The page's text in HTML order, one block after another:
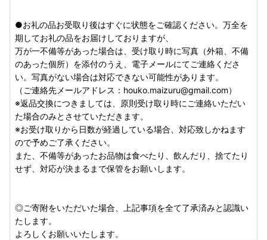
●お礼の品お受取り後はすぐに状態をご確認ください。万全を
期してお礼の品をお届けしておりますが、
万が一不備等があった場合は、受け取り時に写真（外箱、不備
のあった個所）を添付のうえ、電子メールにてご連絡くださ
い。写真がない場合は対応できない可能性があります。
（ご連絡先メールアドレス：houko.maizuru@gmail.com）
※返品交換につきましては、原則受け取り時にご連絡いただい
た場合のみとさせていただきます。
※お受け取りから日数が経過している場合、対応致しかねます
ので予めご了承ください。
また、不備等があったお品物は食べたり、飲んだり、捨てたり
せず、対応が決まるまで保管をお願いします。
◎ご寄附をいただいた場合、上記事項を全て了承済みと認識い
たします。
よろしくお願いいたします。